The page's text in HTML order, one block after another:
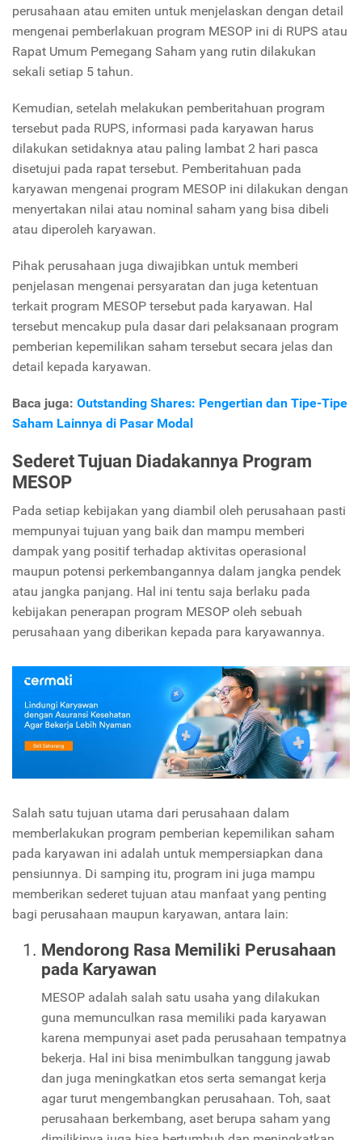
perusahaan atau emiten untuk menjelaskan dengan detail
mengenai pemberlakuan program MESOP ini di RUPS atau
Rapat Umum Pemegang Saham yang rutin dilakukan
sekali setiap 5 tahun.
Kemudian, setelah melakukan pemberitahuan program
tersebut pada RUPS, informasi pada karyawan harus
dilakukan setidaknya atau paling lambat 2 hari pasca
disetujui pada rapat tersebut. Pemberitahuan pada
karyawan mengenai program MESOP ini dilakukan dengan
menyertakan nilai atau nominal saham yang bisa dibeli
atau diperoleh karyawan.
Pihak perusahaan juga diwajibkan untuk memberi
penjelasan mengenai persyaratan dan juga ketentuan
terkait program MESOP tersebut pada karyawan. Hal
tersebut mencakup pula dasar dari pelaksanaan program
pemberian kepemilikan saham tersebut secara jelas dan
detail kepada karyawan.
Baca juga: Outstanding Shares: Pengertian dan Tipe-Tipe
Saham Lainnya di Pasar Modal
Sederet Tujuan Diadakannya Program
MESOP
Pada setiap kebijakan yang diambil oleh perusahaan pasti
mempunyai tujuan yang baik dan mampu memberi
dampak yang positif terhadap aktivitas operasional
maupun potensi perkembangannya dalam jangka pendek
atau jangka panjang. Hal ini tentu saja berlaku pada
kebijakan penerapan program MESOP oleh sebuah
perusahaan yang diberikan kepada para karyawannya.
Salah satu tujuan utama dari perusahaan dalam
memberlakukan program pemberian kepemilikan saham
pada karyawan ini adalah untuk mempersiapkan dana
pensiunnya. Di samping itu, program ini juga mampu
memberikan sederet tujuan atau manfaat yang penting
bagi perusahaan maupun karyawan, antara lain:
Mendorong Rasa Memiliki Perusahaan
pada Karyawan
MESOP adalah salah satu usaha yang dilakukan
guna memunculkan rasa memiliki pada karyawan
karena mempunyai aset pada perusahaan tempatnya
bekerja. Hal ini bisa menimbulkan tanggung jawab
dan juga meningkatkan etos serta semangat kerja
agar turut mengembangkan perusahaan. Toh, saat
perusahaan berkembang, aset berupa saham yang